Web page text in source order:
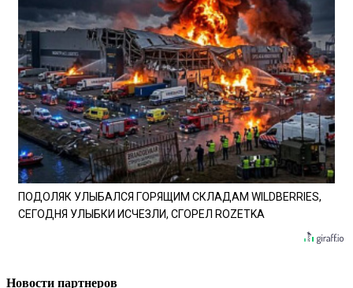
ПОДОЛЯК УЛЫБАЛСЯ ГОРЯЩИМ СКЛАДАМ WILDBERRIES,
СЕГОДНЯ УЛЫБКИ ИСЧЕЗЛИ, СГОРЕЛ ROZETKA
Новости партнеров